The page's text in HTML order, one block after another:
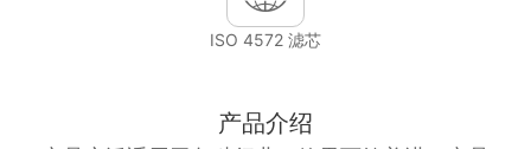
ISO 4572 滤芯
产品介绍